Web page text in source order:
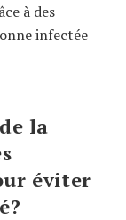
à des
infectée
la
éviter